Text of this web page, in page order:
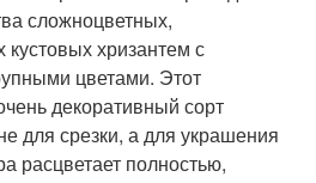
сложноцветных,
хризантем с
цветами. Этот
декоративный сорт
для срезки, а для украшения
расцветает полностью,